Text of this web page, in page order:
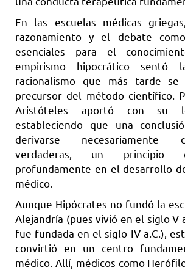
En las escuelas médicas
razonamiento y el debate
esenciales para el
empirismo hipocrático sentó
racionalismo que más tarde se
precursor del método científico.
Aristóteles aportó con su
estableciendo que una
derivarse necesariamente
verdaderas, un principio
profundamente en el desarrollo
médico.
Aunque Hipócrates no fundó la
Alejandría (pues vivió en el siglo V
fue fundada en el siglo IV a.C.),
convirtió en un centro
médico. Allí, médicos como